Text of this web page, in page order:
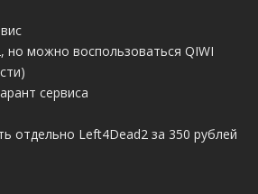
но можно воспользоваться QIWI
сервиса
отдельно Left4Dead2 за 350 рублей